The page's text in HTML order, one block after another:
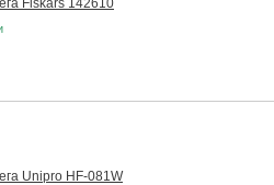
Fiskars 142610
Unipro HF-081W